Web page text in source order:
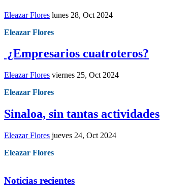
Eleazar Flores lunes 28, Oct 2024
Eleazar Flores
¿Empresarios cuatroteros?
Eleazar Flores viernes 25, Oct 2024
Eleazar Flores
Sinaloa, sin tantas actividades
Eleazar Flores jueves 24, Oct 2024
Eleazar Flores
Noticias recientes